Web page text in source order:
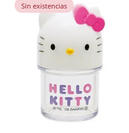
Sin existencias